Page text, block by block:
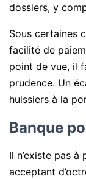
dossiers, y
Sous certaines
facilité de
point de vue, il
prudence. Un
huissiers à la
Banque
Il n’existe pas
acceptant